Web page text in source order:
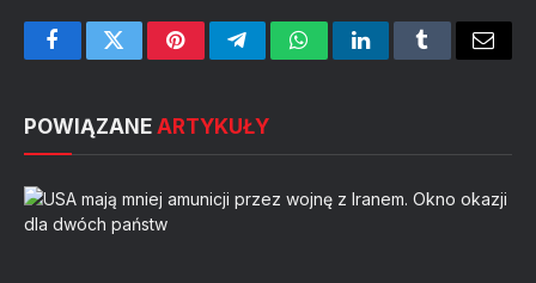
FacebookTwitterPinterestTelegramWhatsAppLinkedInTumblrEmail
POWIĄZANE ARTYKUŁY